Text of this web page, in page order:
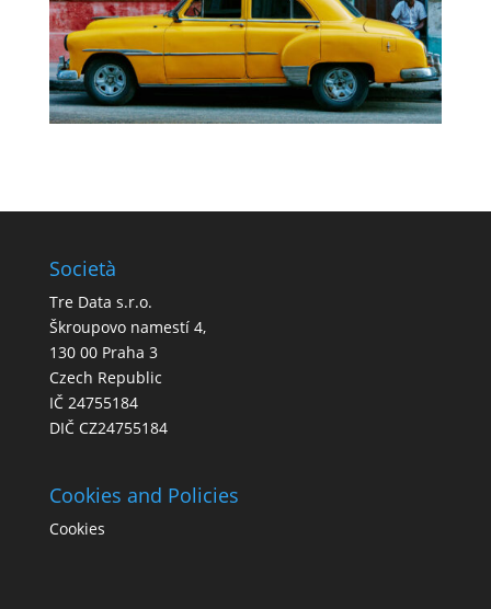
Società
Tre Data s.r.o.
Škroupovo namestí 4,
130 00 Praha 3
Czech Republic
IČ 24755184
DIČ CZ24755184
Cookies and Policies
Cookies